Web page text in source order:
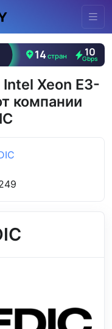
Xeon E3-
компании